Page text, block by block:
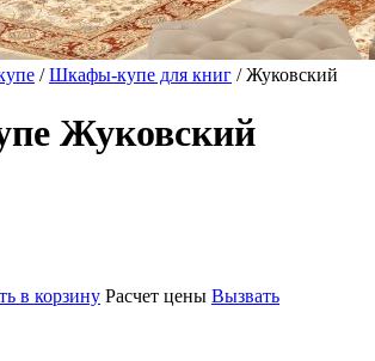
/Шкафы-купе для книг / Жуковский
Жуковский
в корзину Расчет цены Вызвать